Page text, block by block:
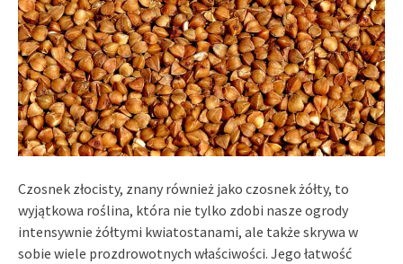
Czosnek złocisty, znany również jako czosnek żółty, to
wyjątkowa roślina, która nie tylko zdobi nasze ogrody
intensywnie żółtymi kwiatostanami, ale także skrywa w
sobie wiele prozdrowotnych właściwości. Jego łatwość